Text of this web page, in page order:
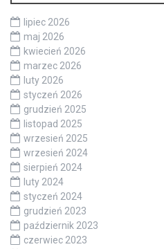
lipiec 2026
maj 2026
kwiecień 2026
marzec 2026
luty 2026
styczeń 2026
grudzień 2025
listopad 2025
wrzesień 2025
wrzesień 2024
sierpień 2024
luty 2024
styczeń 2024
grudzień 2023
październik 2023
czerwiec 2023